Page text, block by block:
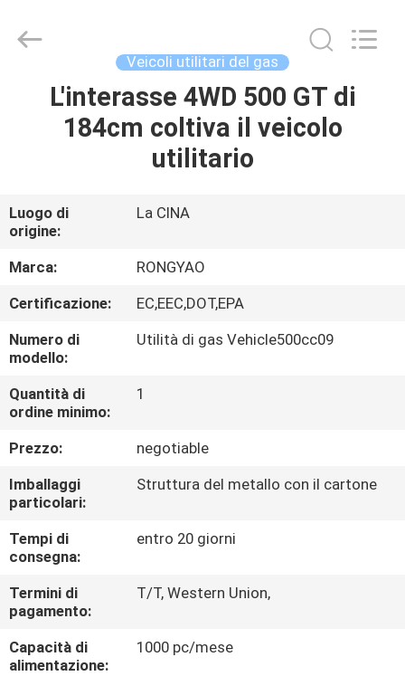
CASA
CIRCA
NOI
GIRO
DELLA
FABBRICA
CONTROLLO
DI
QUALITÀ
CONTATTICI
RICHIEDA
UNA
CITAZIONE
Rongyao
Vehicle
Veicoli utilitari del gas
L'interasse 4WD 500 GT di
184cm coltiva il veicolo
utilitario
Luogo di
origine:
La CINA
Marca:
RONGYAO
Certificazione:
EC,EEC,DOT,EPA
Numero di
modello:
Utilità di gas Vehicle500cc09
Quantità di
ordine minimo:
1
Prezzo:
negotiable
Imballaggi
particolari:
Struttura del metallo con il cartone
Tempi di
consegna:
entro 20 giorni
Termini di
pagamento:
T/T, Western Union,
Capacità di
alimentazione:
1000 pc/mese